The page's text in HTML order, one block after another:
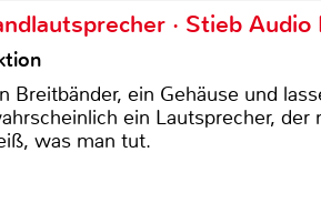
· Stieb Audio
Breitbänder, ein Gehäuse und
ein Lautsprecher,
was man tut.